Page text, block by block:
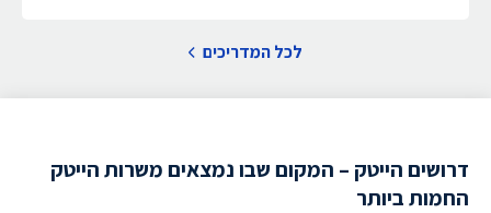
לכל המדריכים
דרושים הייטק – המקום שבו נמצאים משרות הייטק
החמות ביותר